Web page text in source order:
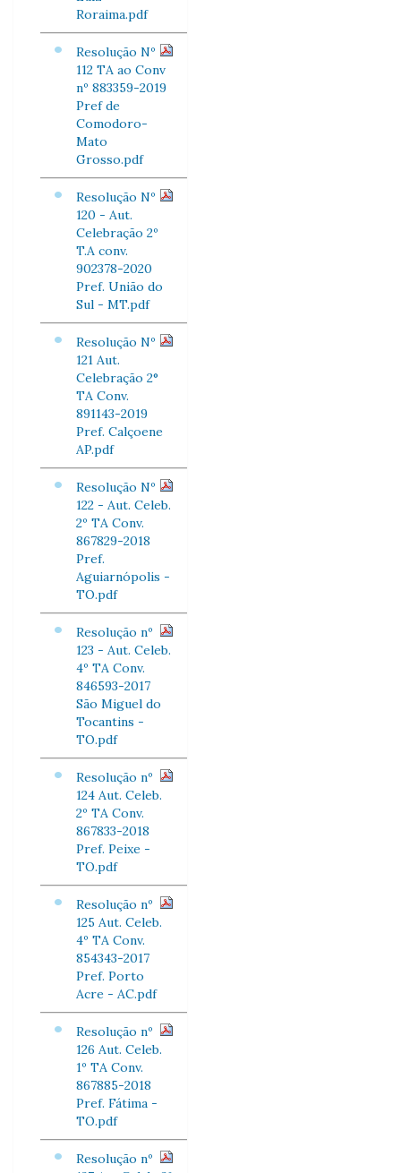
Roraima.pdf
Resolução Nº
112 TA ao Conv
nº 883359-2019
Pref de
Comodoro-
Mato
Grosso.pdf
Resolução Nº
120 - Aut.
Celebração 2º
T.A conv.
902378-2020
Pref. União do
Sul - MT.pdf
Resolução Nº
121 Aut.
Celebração 2°
TA Conv.
891143-2019
Pref. Calçoene
AP.pdf
Resolução Nº
122 - Aut. Celeb.
2º TA Conv.
867829-2018
Pref.
Aguiarnópolis -
TO.pdf
Resolução nº
123 - Aut. Celeb.
4º TA Conv.
846593-2017
São Miguel do
Tocantins -
TO.pdf
Resolução nº
124 Aut. Celeb.
2º TA Conv.
867833-2018
Pref. Peixe -
TO.pdf
Resolução nº
125 Aut. Celeb.
4º TA Conv.
854343-2017
Pref. Porto
Acre - AC.pdf
Resolução nº
126 Aut. Celeb.
1º TA Conv.
867885-2018
Pref. Fátima -
TO.pdf
Resolução nº